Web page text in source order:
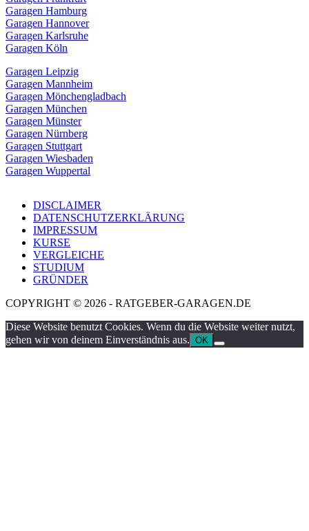
Garagen Hamburg
Garagen Hannover
Garagen Karlsruhe
Garagen Köln
Garagen Leipzig
Garagen Mannheim
Garagen Mönchengladbach
Garagen München
Garagen Münster
Garagen Nürnberg
Garagen Stuttgart
Garagen Wiesbaden
Garagen Wuppertal
DISCLAIMER
DATENSCHUTZERKLÄRUNG
IMPRESSUM
KURSE
VERGLEICHE
STUDIUM
GRÜNDER
COPYRIGHT © 2026 - RATGEBER-GARAGEN.DE
Diese Website benutzt Cookies. Wenn du die Website weiter nutzt,
gehen wir von deinem Einverständnis aus. OK